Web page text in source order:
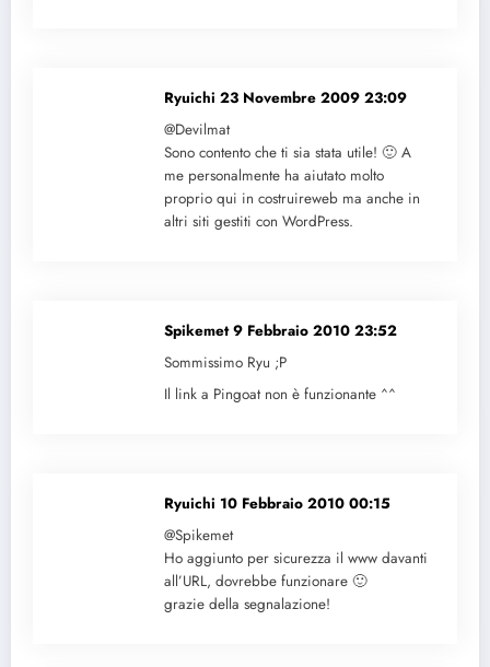
Ryuichi 23 Novembre 2009 23:09
@Devilmat
Sono contento che ti sia stata utile! 🙂 A
me personalmente ha aiutato molto
proprio qui in costruireweb ma anche in
altri siti gestiti con WordPress.
Spikemet9 Febbraio 2010 23:52
Sommissimo Ryu ;P
Il link a Pingoat non è funzionante ^^
Ryuichi 10 Febbraio 2010 00:15
@Spikemet
Ho aggiunto per sicurezza il www davanti
all’URL, dovrebbe funzionare 🙂
grazie della segnalazione!